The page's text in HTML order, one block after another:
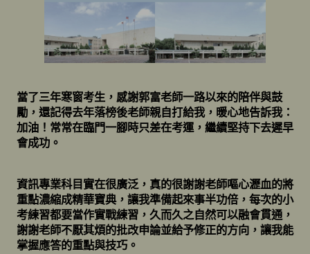
當了三年寒窗考生，感謝郭富老師一路以來的陪伴與鼓
勵，還記得去年落榜後老師親自打給我，暖心地告訴我：
加油！常常在臨門一腳時只差在考運，繼續堅持下去遲早
會成功。
資訊專業科目實在很廣泛，真的很謝謝老師嘔心瀝血的將
重點濃縮成精華寶典，讓我準備起來事半功倍，每次的小
考練習都要當作實戰練習，久而久之自然可以融會貫通，
謝謝老師不厭其煩的批改申論並給予修正的方向，讓我能
掌握應答的重點與技巧。